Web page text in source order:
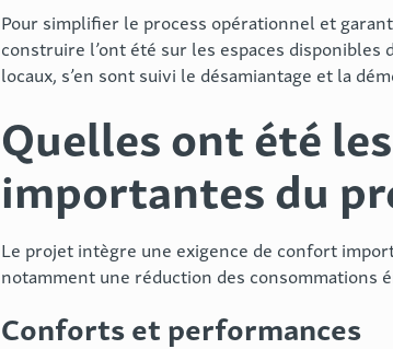
Pour simplifier le process opérationnel et
construire l’ont été sur les espaces
locaux, s’en sont suivi le désamiantage et la
Quelles ont été
importantes du
Le projet intègre une exigence de confort
notamment une réduction des consommations
Conforts et performances